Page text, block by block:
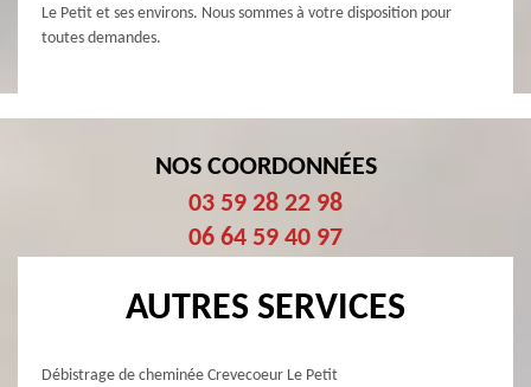
Le Petit et ses environs. Nous sommes à votre disposition pour
toutes demandes.
NOS COORDONNÉES
03 59 28 22 98
06 64 59 40 97
AUTRES SERVICES
Débistrage de cheminée Crevecoeur Le Petit